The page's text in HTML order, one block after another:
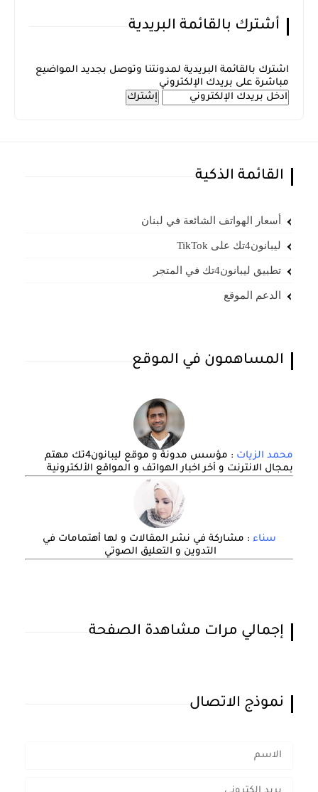
أشترك بالقائمة البريدية
اشترك بالقائمة البريدية لمدونتنا وتوصل بجديد المواضيع
مباشرة على بريدك الإلكتروني
القائمة الذكية
أسعار الهواتف الشائعة في لبنان
ليبانون4تك على TikTok
تطبيق ليبانون4تك في المتجر
الدعم الموقع
المساهمون في الموقع
محمد الزيات
: مؤسس مدونة و موقع ليبانون4تك مهتم
بمجال الانترنت و أخر اخبار الهواتف و المواقع الألكترونية
سناء : مشاركة في نشر المقالات و لها أهتمامات في
التدوين و التعليق الصوتي
إجمالي مرات مشاهدة الصفحة
نموذج الاتصال